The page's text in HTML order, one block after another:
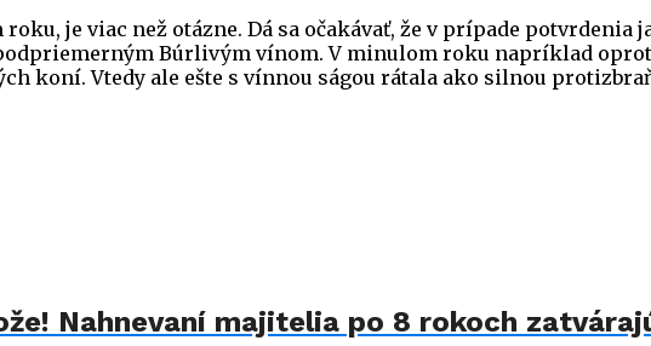
je viac než otázne. Dá sa očakávať, že v prípade
Búrlivým vínom. V minulom roku napríklad
koní. Vtedy ale ešte s vínnou ságou rátala ako silnou
Nahnevaní majitelia po 8 rokoch